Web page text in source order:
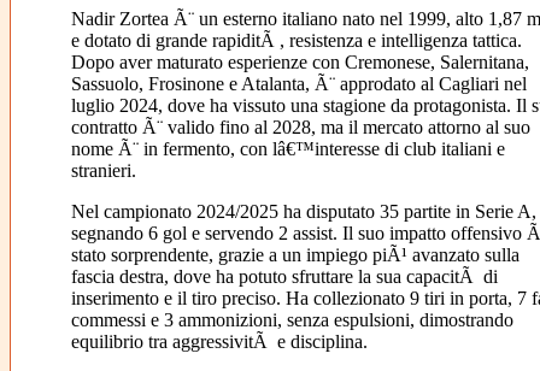
Nadir Zortea Ã¨ un esterno italiano nato nel 1999, alto 1,87
e dotato di grande rapiditÃ , resistenza e intelligenza tattica.
Dopo aver maturato esperienze con Cremonese, Salernitana,
Sassuolo, Frosinone e Atalanta, Ã¨ approdato al Cagliari nel
luglio 2024, dove ha vissuto una stagione da protagonista. Il
contratto Ã¨ valido fino al 2028, ma il mercato attorno al suo
nome Ã¨ in fermento, con lâ€™interesse di club italiani e
stranieri.
Nel campionato 2024/2025 ha disputato 35 partite in Serie A,
segnando 6 gol e servendo 2 assist. Il suo impatto offensivo
stato sorprendente, grazie a un impiego piÃ¹ avanzato sulla
fascia destra, dove ha potuto sfruttare la sua capacitÃ di
inserimento e il tiro preciso. Ha collezionato 9 tiri in porta, 7
commessi e 3 ammonizioni, senza espulsioni, dimostrando
equilibrio tra aggressivitÃ e disciplina.